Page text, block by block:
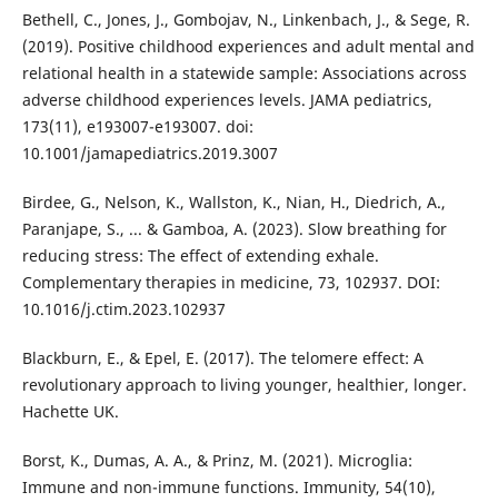
Bethell, C., Jones, J., Gombojav, N., Linkenbach, J., & Sege, R.
(2019). Positive childhood experiences and adult mental and
relational health in a statewide sample: Associations across
adverse childhood experiences levels. JAMA pediatrics,
173(11), e193007-e193007. doi:
10.1001/jamapediatrics.2019.3007
Birdee, G., Nelson, K., Wallston, K., Nian, H., Diedrich, A.,
Paranjape, S., ... & Gamboa, A. (2023). Slow breathing for
reducing stress: The effect of extending exhale.
Complementary therapies in medicine, 73, 102937. DOI:
10.1016/j.ctim.2023.102937
Blackburn, E., & Epel, E. (2017). The telomere effect: A
revolutionary approach to living younger, healthier, longer.
Hachette UK.
Borst, K., Dumas, A. A., & Prinz, M. (2021). Microglia:
Immune and non-immune functions. Immunity, 54(10),